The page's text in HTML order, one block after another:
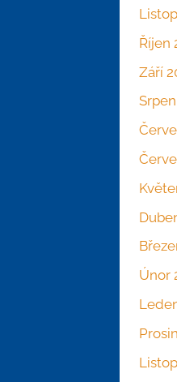
Říjen
Září
Únor